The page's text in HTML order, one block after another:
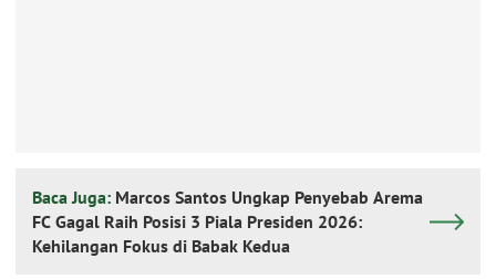
Baca Juga: Marcos Santos Ungkap Penyebab Arema
FC Gagal Raih Posisi 3 Piala Presiden 2026:
Kehilangan Fokus di Babak Kedua